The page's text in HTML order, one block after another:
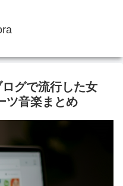
ログで流行した女
ツ音楽まとめ